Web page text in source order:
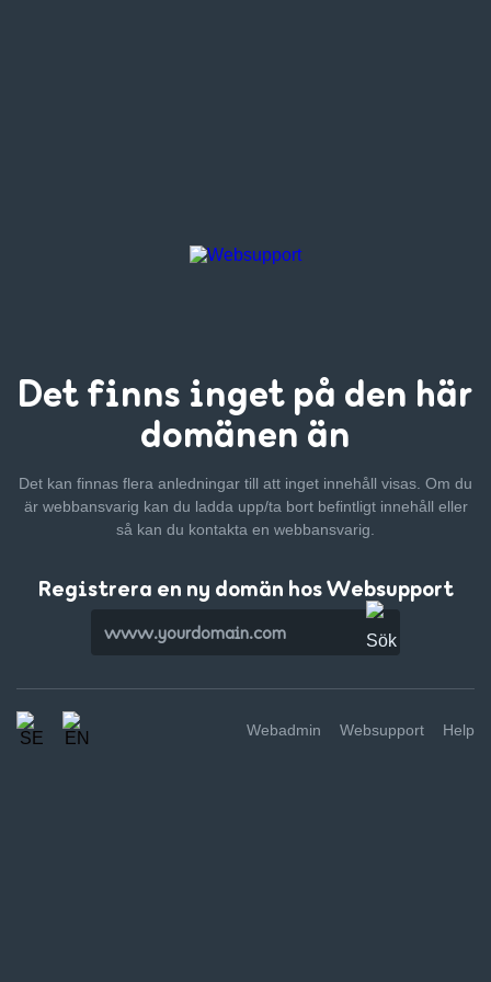
Det finns inget på den här
domänen än
Det kan finnas flera anledningar till att inget innehåll visas. Om du
är webbansvarig kan du ladda upp/ta bort befintligt innehåll eller
så kan du kontakta en webbansvarig.
Registrera en ny domän hos Websupport
Webadmin Websupport Help